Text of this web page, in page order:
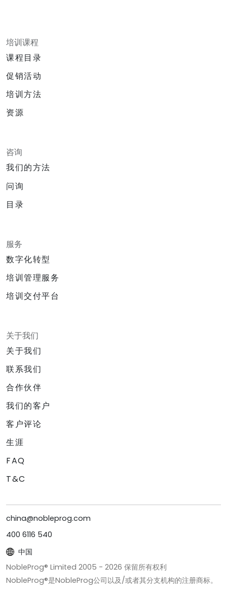
培训课程
课程目录
促销活动
培训方法
资源
咨询
我们的方法
问询
目录
服务
数字化转型
培训管理服务
培训交付平台
关于我们
关于我们
联系我们
合作伙伴
我们的客户
客户评论
生涯
FAQ
T&C
china@nobleprog.com
400 6116 540
中国
NobleProg® Limited 2005 - 2026 保留所有权利
NobleProg®是NobleProg公司以及/或者其分支机构的注册商标。